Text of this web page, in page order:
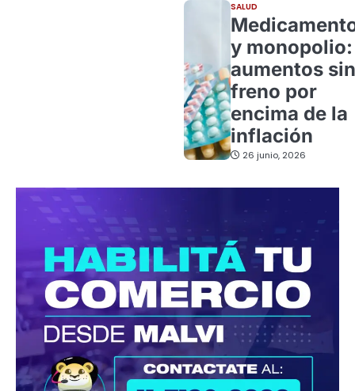
SALUD
y monopolio:
aumentos sin
freno por
encima de la
inflación
26 junio, 2026